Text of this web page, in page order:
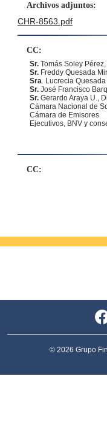
Archivos adjuntos:
CHR-8563.pdf
CC:
Sr. Tomás Soley Pérez
Sr. Freddy Quesada
Sra. Lucrecia
Sr. José Francisco
Sr. Gerardo Araya U.,
Cámara Nacional de
Cámara de Emisores
Ejecutivos, BNV y
CC:
© 2026 Grupo